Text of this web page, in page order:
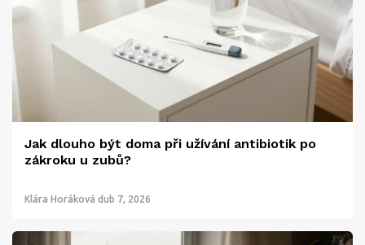
Jak dlouho být doma při užívání antibiotik po
zákroku u zubů?
Klára Horáková dub 7, 2026